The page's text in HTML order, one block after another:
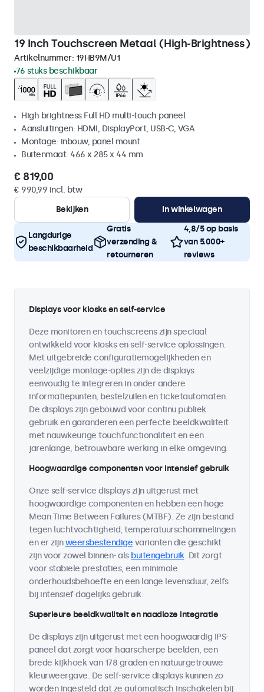
19 Inch Touchscreen Metaal (High-Brightness)
Artikelnummer: 19HB9M/U1
76 stuks beschikbaar
High brightness Full HD multi-touch paneel
Aansluitingen: HDMI, DisplayPort, USB-C, VGA
Montage: inbouw, panel mount
Buitenmaat: 466 x 285 x 44 mm
€ 819,00
€ 990,99 incl. btw
Bekijken
In winkelwagen
Langdurige
beschikbaarheid
Gratis
verzending &
retourneren
4,8/5 op basis
van 5.000+
reviews
Displays voor kiosks en self-service
Deze monitoren en touchscreens zijn speciaal
ontwikkeld voor kiosks en self-service oplossingen.
Met uitgebreide configuratiemogelijkheden en
veelzijdige montage-opties zijn de displays
eenvoudig te integreren in onder andere
informatiepunten, bestelzuilen en ticketautomaten.
De displays zijn gebouwd voor continu publiek
gebruik en garanderen een perfecte beeldkwaliteit
met nauwkeurige touchfunctionaliteit en een
jarenlange, betrouwbare werking in elke omgeving.
Hoogwaardige componenten voor intensief gebruik
Onze self-service displays zijn uitgerust met
hoogwaardige componenten en hebben een hoge
Mean Time Between Failures (MTBF). Ze zijn bestand
tegen luchtvochtigheid, temperatuurschommelingen
en er zijnweersbestendige varianten die geschikt
zijn voor zowel binnen- als buitengebruik. Dit zorgt
voor stabiele prestaties, een minimale
onderhoudsbehoefte en een lange levensduur, zelfs
bij intensief dagelijks gebruik.
Superieure beeldkwaliteit en naadloze integratie
De displays zijn uitgerust met een hoogwaardig IPS-
paneel dat zorgt voor haarscherpe beelden, een
brede kijkhoek van 178 graden en natuurgetrouwe
kleurweergave. De self-service displays kunnen zo
worden ingesteld dat ze automatisch inschakelen bij